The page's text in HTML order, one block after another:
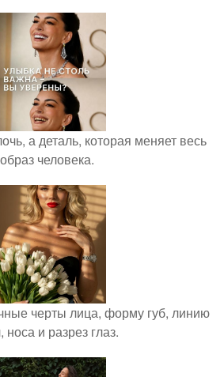
а деталь, которая меняет весь
образ человека.
черты лица, форму губ, линию
носа и разрез глаз.